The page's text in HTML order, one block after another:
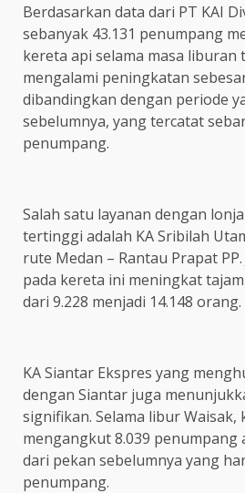
Berdasarkan data dari PT KAI
sebanyak 43.131 penumpang
kereta api selama masa liburan
mengalami peningkatan
dibandingkan dengan periode
sebelumnya, yang tercatat
penumpang.
Salah satu layanan dengan
tertinggi adalah KA Sribilah
rute Medan – Rantau Prapat
pada kereta ini meningkat
dari 9.228 menjadi 14.148 orang.
KA Siantar Ekspres yang
dengan Siantar juga
signifikan. Selama libur Waisak,
mengangkut 8.039 penumpang
dari pekan sebelumnya yang
penumpang.